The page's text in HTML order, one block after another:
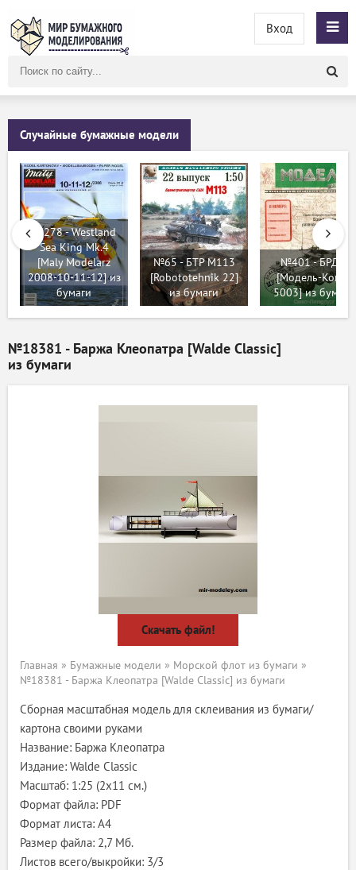
сайту
Вход
Случайные бумажные модели
№278 - Westland
Sea King Mk.4
[Maly Modelarz
2008-10-11-12] из
бумаги
№65 - БТР М113
[Robototehnik 22]
из бумаги
№401 - БРДМ
[Модель-Копия
5003] из бумаги
№18381 - Баржа Клеопатра [Walde Classic]
из бумаги
Скачать файл!
Главная » Бумажные модели » Морской флот из бумаги »
№18381 - Баржа Клеопатра [Walde Classic] из бумаги
Сборная масштабная модель для склеивания из бумаги/
картона своими руками
Название: Баржа Клеопатра
Издание: Walde Classic
Масштаб: 1:25 (2х11 см.)
Формат файла: PDF
Формат листа: А4
Размер файла: 2,7 Мб.
Листов всего/выкройки: 3/3